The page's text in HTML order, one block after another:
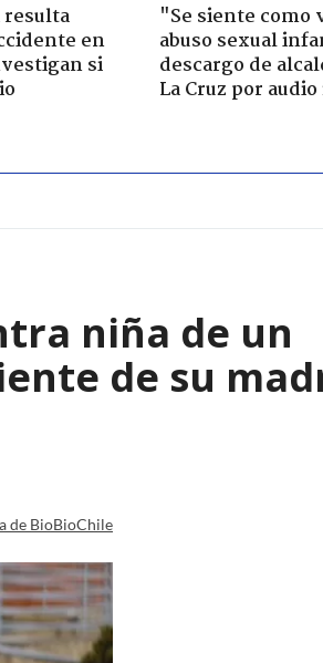
resulta
en
si
"Se siente como
abuso sexual
descargo de
La Cruz por
niña de un
de su
de BioBioChile